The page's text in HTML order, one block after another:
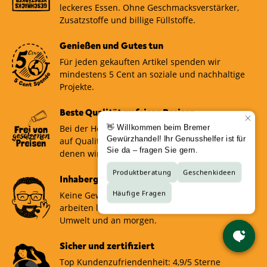
leckeres Essen. Ohne Geschmacksverstärker,
Zusatzstoffe und billige Füllstoffe.
Genießen und Gutes tun
Für jeden gekauften Artikel spenden wir
mindestens 5 Cent an soziale und nachhaltige
Projekte.
Beste Qualität zu fairen Preisen
Bei der Herstellerauswahl legen wir großen Wert
auf Qualität. Wir verkaufen nur Produkte, von
denen wir selbst überzeugt sind.
Inhabergeführt und nachhaltig
Keine Gewinnmaximierung für Investoren! Wir
arbeiten langfristig und denken an unsere
Umwelt und an morgen.
Sicher und zertifiziert
Top Kundenzufriendenheit: 4,9/5 Sterne